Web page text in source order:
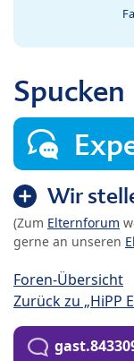
Spucken
Wir
(Zum Elternforum
gerne an unseren
Foren-Übersicht
Zurück zu „HiPP